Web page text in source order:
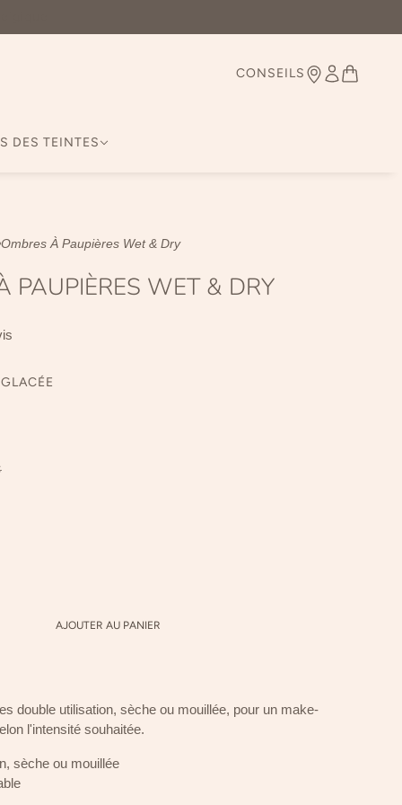
DES TEINTES
CONSEILS
Ombres À Paupières Wet & Dry
PAUPIÈRES WET & DRY
AJOUTER AU PANIER
double utilisation, sèche ou mouillée, pour un make-
l'intensité souhaitée.
sèche ou mouillée